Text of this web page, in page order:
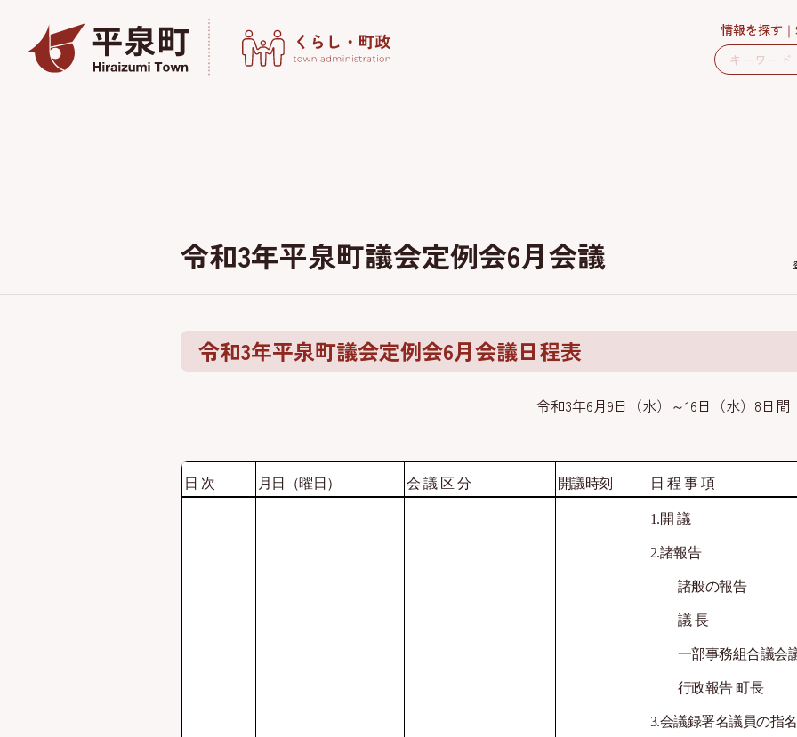
情報を探す
令和3年平泉町議会定例会6月会議
令和3年平泉町議会定例会6月会議日程表
令和3年6月9日（水）～16日（水）8日間
日 次 月日（曜日） 会 議 区 分 開議時刻 日 程 事 項
1.開 議
2.諸報告
諸般の報告
議 長
一部事務組合議会
行政報告 町長
3.会議録署名議員の指名